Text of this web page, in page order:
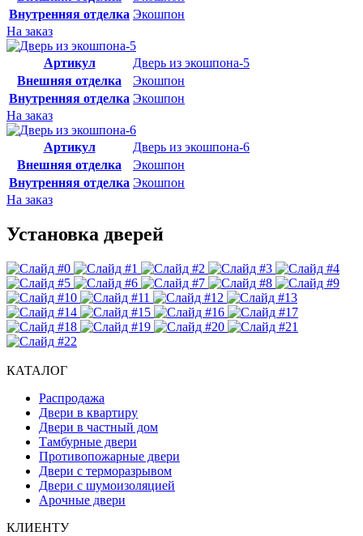
Внутренняя отделка Экошпон
На заказ
Артикул
Дверь из экошпона-5
Внешняя отделка
Экошпон
Внутренняя отделка Экошпон
На заказ
Артикул
Дверь из экошпона-6
Внешняя отделка
Экошпон
Внутренняя отделка Экошпон
На заказ
Установка дверей
КАТАЛОГ
Распродажа
Двери в квартиру
Двери в частный дом
Тамбурные двери
Противопожарные двери
Двери с терморазрывом
Двери с шумоизоляцией
Арочные двери
КЛИЕНТУ